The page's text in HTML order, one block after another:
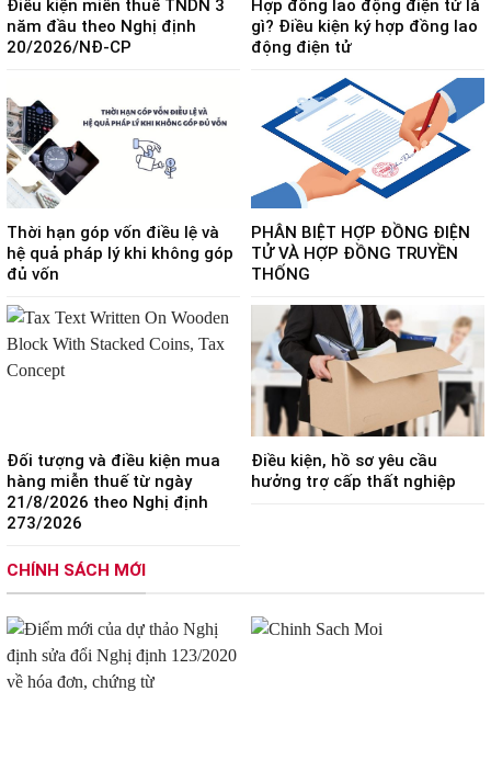
Điều kiện miễn thuế TNDN 3
năm đầu theo Nghị định
20/2026/NĐ-CP
Hợp đồng lao động điện tử là
gì? Điều kiện ký hợp đồng lao
động điện tử
Thời hạn góp vốn điều lệ và
hệ quả pháp lý khi không góp
đủ vốn
PHÂN BIỆT HỢP ĐỒNG ĐIỆN
TỬ VÀ HỢP ĐỒNG TRUYỀN
THỐNG
Đối tượng và điều kiện mua
hàng miễn thuế từ ngày
21/8/2026 theo Nghị định
273/2026
Điều kiện, hồ sơ yêu cầu
hưởng trợ cấp thất nghiệp
CHÍNH SÁCH MỚI